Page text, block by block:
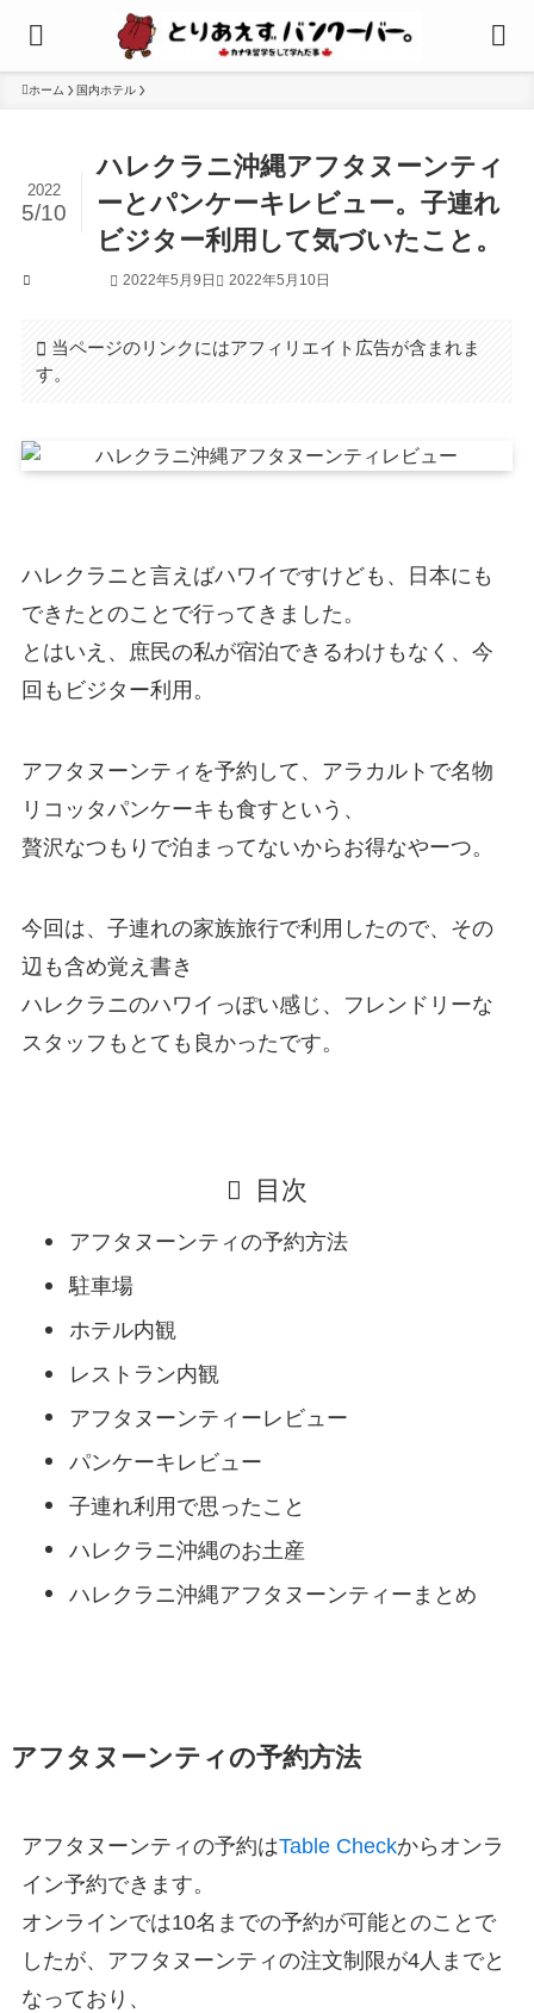
ホーム 国内ホテル
ハレクラニ沖縄アフタヌーンティ
ーとパンケーキレビュー。子連れ
ビジター利用して気づいたこと。
2022
5/10
2022年5月9日 2022年5月10日
当ページのリンクにはアフィリエイト広告が含まれま
す。
ハレクラニと言えばハワイですけども、日本にも
できたとのことで行ってきました。
とはいえ、庶民の私が宿泊できるわけもなく、今
回もビジター利用。
アフタヌーンティを予約して、アラカルトで名物
リコッタパンケーキも食すという、
贅沢なつもりで泊まってないからお得なやーつ。
今回は、子連れの家族旅行で利用したので、その
辺も含め覚え書き
ハレクラニのハワイっぽい感じ、フレンドリーな
スタッフもとても良かったです。
目次
アフタヌーンティの予約方法
駐車場
ホテル内観
レストラン内観
アフタヌーンティーレビュー
パンケーキレビュー
子連れ利用で思ったこと
ハレクラニ沖縄のお土産
ハレクラニ沖縄アフタヌーンティーまとめ
アフタヌーンティの予約方法
アフタヌーンティの予約はTable Checkからオンラ
イン予約できます。
オンラインでは10名までの予約が可能とのことで
したが、アフタヌーンティの注文制限が4人までと
なっており、